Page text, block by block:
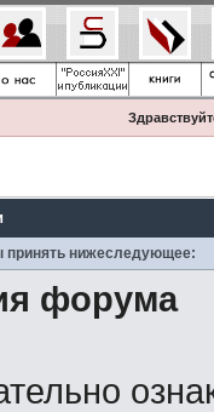
принять нижеследующее:
форума